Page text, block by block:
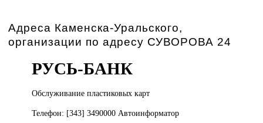
Адреса Каменска-Уральского,
организации по адресу СУВОРОВА 24
РУСЬ-БАНК
Обслуживание пластиковыхкарт
Телефон: [343] 3490000 Автоинформатор